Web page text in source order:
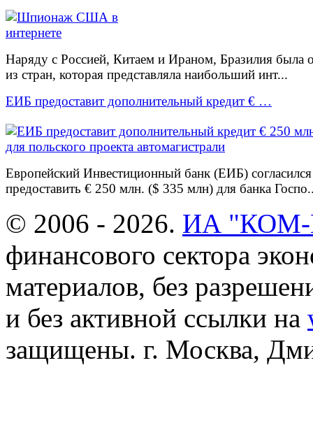
Наряду с Россией, Китаем и Ираном, Бразилия была
из стран, которая представляла наибольший инт...
ЕИБ предоставит дополнительный кредит € …
Европейский Инвестиционный банк (ЕИБ) согласился
предоставить € 250 млн. ($ 335 млн) для банка
© 2006 - 2026. ИА
финансового сектора
материалов, без
и без активной ссылки на
защищены. г. Москва,